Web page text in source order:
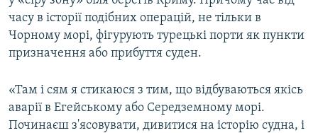
часу в історії подібних операцій, не тільки в
Чорному морі, фігурують турецькі порти як пункти
призначення або прибуття суден.
«Там і сям я стикаюся з тим, що відбуваються якісь
аварії в Егейському або Середземному морі.
Починаєш з'ясовувати, дивитися на історію судна, і